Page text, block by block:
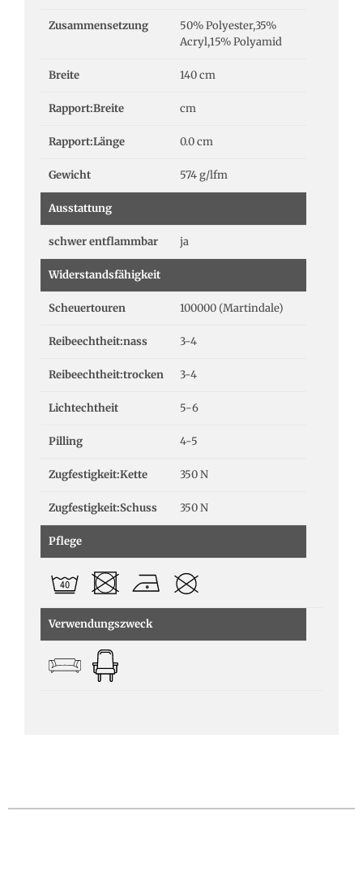
Zusammensetzung
50% Polyester,35%
Acryl,15% Polyamid
Breite 140 cm
Rapport:Breite cm
Rapport:Länge 0.0 cm
Gewicht 574 g/lfm
Ausstattung
schwer entflammbar ja
Widerstandsfähigkeit
Scheuertouren 100000 (Martindale)
Reibeechtheit:nass 3-4
Reibeechtheit:trocken 3-4
Lichtechtheit 5-6
Pilling 4-5
Zugfestigkeit:Kette 350 N
Zugfestigkeit:Schuss 350 N
Pflege
Verwendungszweck